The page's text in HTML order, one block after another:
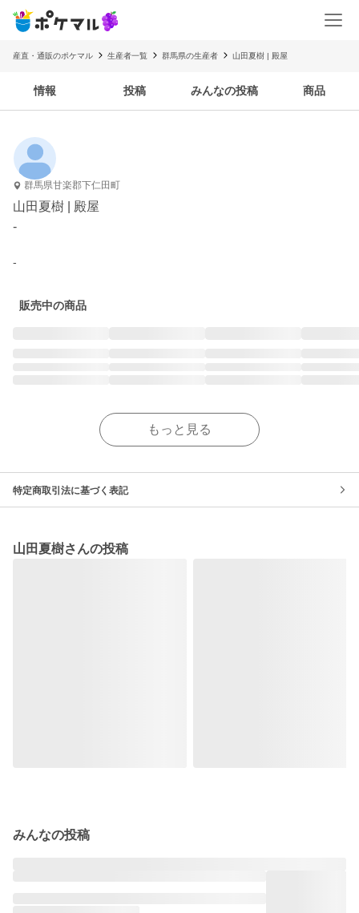
産直・通販のポケマル 生産者一覧 群馬県の生産者 山田夏樹 | 殿屋
情報 投稿 みんなの投稿 商品
群馬県甘楽郡下仁田町
山田夏樹 | 殿屋
-
-
販売中の商品
もっと見る
特定商取引法に基づく表記
山田夏樹さんの投稿
みんなの投稿